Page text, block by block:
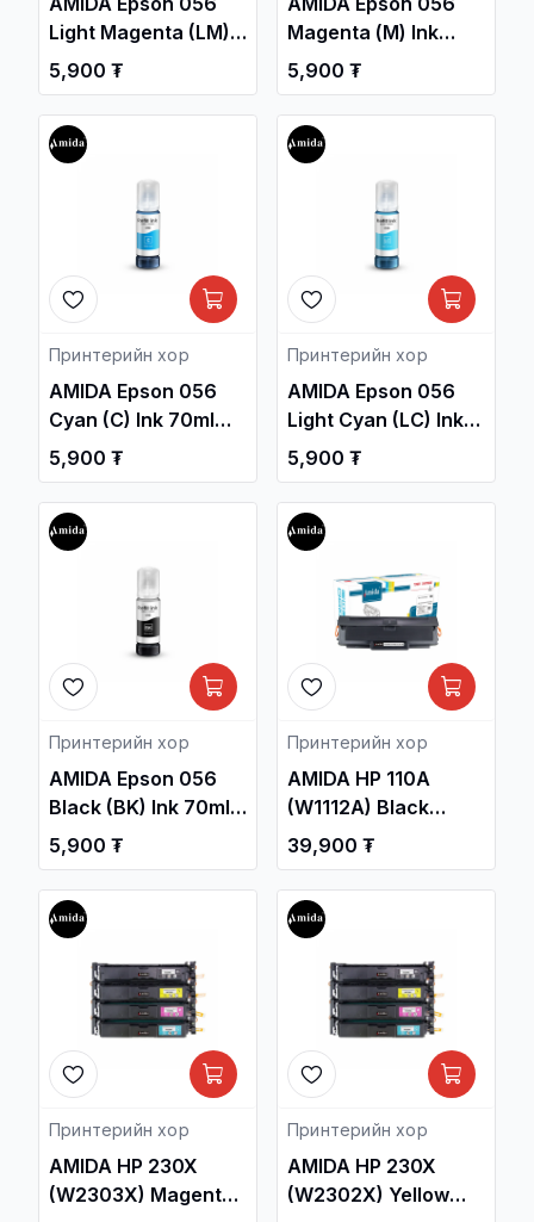
Light Magenta (LM)
Ink 70ml OEM
/L8058 , L18058.../ /
Принтерийн хор /
5,900 ₮
Magenta (М) Ink
70ml OEM /L8058 ,
L18058.../ /
Принтерийн хор /
5,900 ₮
Принтерийн хор
AMIDA Epson 056
Cyan (C) Ink 70ml
OEM /L8058 ,
L18058.../ /
Принтерийн хор /
5,900 ₮
Принтерийн хор
AMIDA Epson 056
Light Cyan (LC) Ink
70ml OEM /L8058 ,
L18058.../ /
Принтерийн хор /
5,900 ₮
Принтерийн хор
AMIDA Epson 056
Black (BK) Ink 70ml
OEM /L8058 ,
L18058.../ /
Принтерийн хор /
5,900 ₮
Принтерийн хор
AMIDA HP 110A
(W1112A) Black
Laser Toner
Cartridge OEM /HP
Laser 108a, 108w,
HP Laser MFP 136a,
хор /
39,900 ₮
Принтерийн хор
AMIDA HP 230X
(W2303X) Magenta
Принтерийн хор
AMIDA HP 230X
(W2302X) Yellow